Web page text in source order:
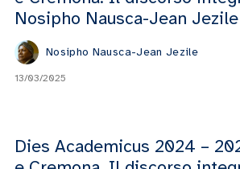
Nosipho Nausca-Jean Jezile
Nosipho Nausca-Jean Jezile
13/03/2025
Dies Academicus 2024 –